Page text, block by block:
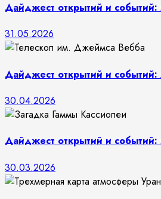
Дайджест открытий и
31.05.2026
Дайджест открытий и
30.04.2026
Дайджест открытий и
30.03.2026